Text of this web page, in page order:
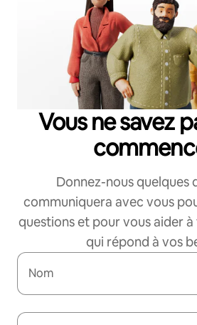
Vous ne savez
Donnez-nous quelques
communiquera avec vous
questions et pour vous aider
qui répond à vos
Nom